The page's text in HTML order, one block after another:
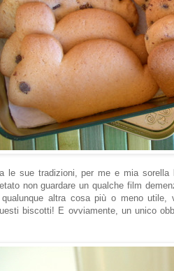
le sue tradizioni, per me e mia sorella
non guardare un qualche film
altra cosa più o meno
biscotti! E ovviamente, un unico